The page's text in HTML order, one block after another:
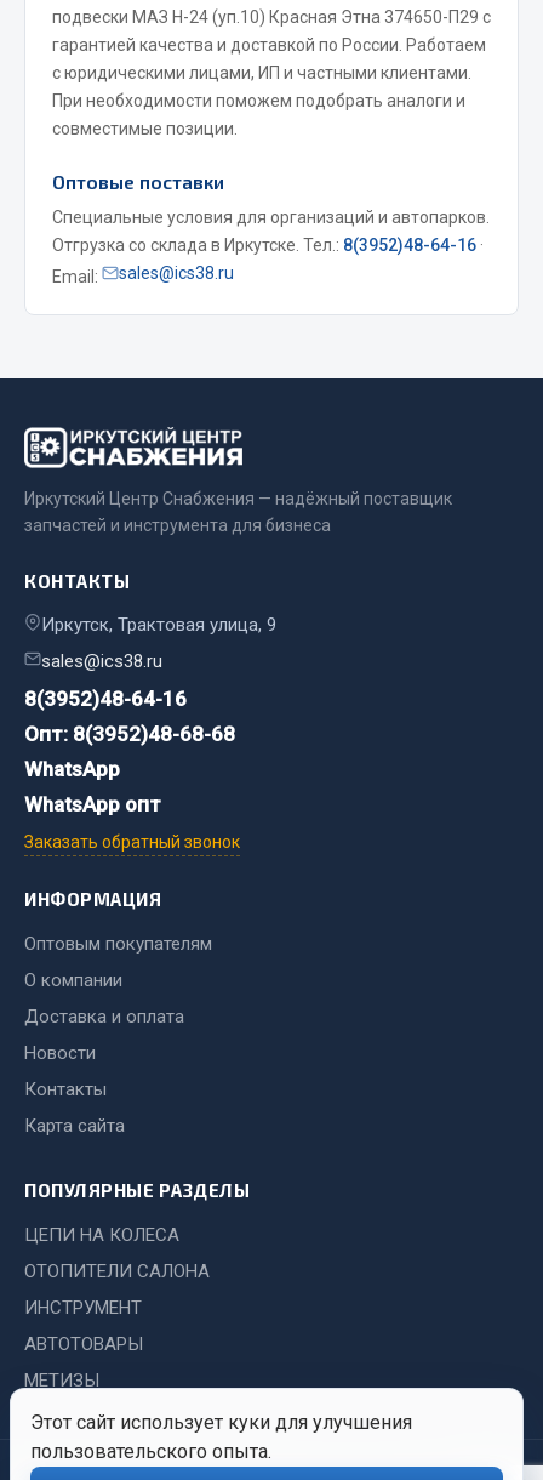
Система питания
Подвеска
Тормозная система
Двери
Двигатель
Электрооборудование
Показать ещё
Весь раздел
Запчасти Урал
Двигатель
Мост задний
Система питания
Система выпуска газа
Система охлаждения
Тормозная система
Весь раздел
Запчасти ЯМЗ
Система питания
Система выпуска газа
Система охлаждения
Тормозная система
Двигатель
Подвеска
Система выпуска газа
Система охлаждения
подвески МАЗ Н-24 (уп.10) Красная Этна 374650-П29 с
гарантией качества и доставкой по России. Работаем
с юридическими лицами, ИП и частными клиентами.
При необходимости поможем подобрать аналоги и
совместимые позиции.
Оптовые поставки
Специальные условия для организаций и автопарков.
Отгрузка со склада в Иркутске. Тел.: 8(3952)48-64-16 ·
Email:
sales@ics38.ru
Этот сайт использует куки для улучшения
пользовательского опыта.
Иркутский Центр Снабжения — надёжный поставщик
запчастей и инструмента для бизнеса
КОНТАКТЫ
Иркутск, Трактовая улица, 9
sales@ics38.ru
8(3952)48-64-16
Опт: 8(3952)48-68-68
WhatsApp
WhatsApp опт
Заказать обратный звонок
ИНФОРМАЦИЯ
Оптовым покупателям
О компании
Доставка и оплата
Новости
Контакты
Карта сайта
ПОПУЛЯРНЫЕ РАЗДЕЛЫ
ЦЕПИ НА КОЛЕСА
ОТОПИТЕЛИ САЛОНА
ИНСТРУМЕНТ
АВТОТОВАРЫ
МЕТИЗЫ
© 2026 Иркутский Центр Политика Обработка